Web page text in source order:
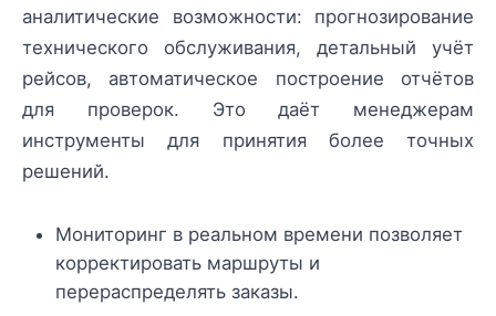
аналитические возможности: прогнозирование
технического обслуживания, детальный учёт
рейсов, автоматическое построение отчётов
для проверок. Это даёт менеджерам
инструменты для принятия более точных
решений.
Мониторинг в реальном времени позволяет
корректировать маршруты и
перераспределять заказы.